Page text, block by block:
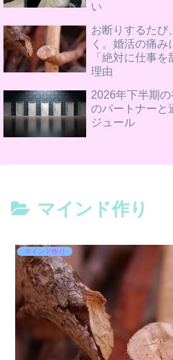
い
お断りするたび
く。婚活の痛
「絶対に仕事
理由
2026年下半期
のパートナーと
ジュール
マインド作り
マインド作り